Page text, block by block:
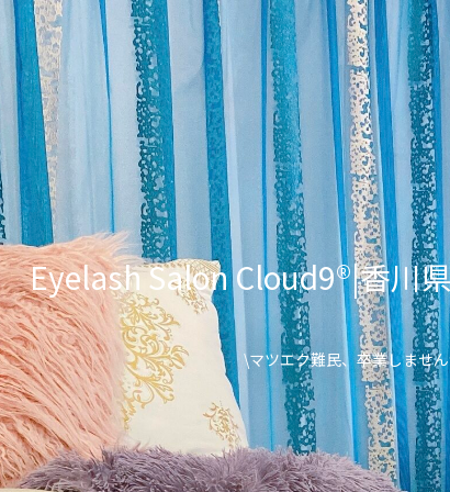
Eyelash Salon Cloud9®︎|香川
\マツエク難民、卒業しませ